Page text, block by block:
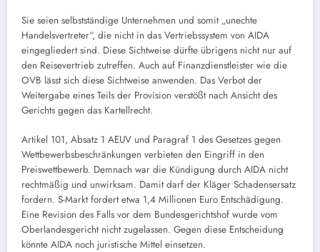
Sie seien selbstständige Unternehmen und somit „unechte
Handelsvertreter“, die nicht in das Vertriebssystem von AIDA
eingegliedert sind. Diese Sichtweise dürfte übrigens nicht nur auf
den Reisevertrieb zutreffen. Auch auf Finanzdienstleister wie die
OVB lässt sich diese Sichtweise anwenden. Das Verbot der
Weitergabe eines Teils der Provision verstößt nach Ansicht des
Gerichts gegen das Kartellrecht.
Artikel 101, Absatz 1 AEUV und Paragraf 1 des Gesetzes gegen
Wettbewerbsbeschränkungen verbieten den Eingriff in den
Preiswettbewerb. Demnach war die Kündigung durch AIDA nicht
rechtmäßig und unwirksam. Damit darf der Kläger Schadensersatz
fordern. S-Markt fordert etwa 1,4 Millionen Euro Entschädigung.
Eine Revision des Falls vor dem Bundesgerichtshof wurde vom
Oberlandesgericht nicht zugelassen. Gegen diese Entscheidung
könnte AIDA noch juristische Mittel einsetzen.